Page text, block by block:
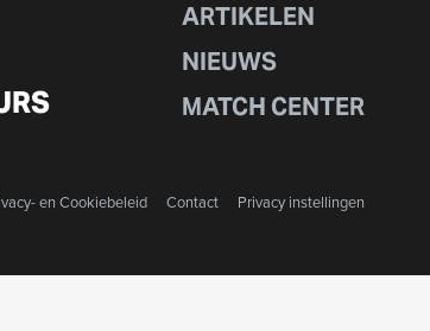
ARTIKELEN
NIEUWS
MATCH CENTER
en Cookiebeleid Contact Privacy instellingen